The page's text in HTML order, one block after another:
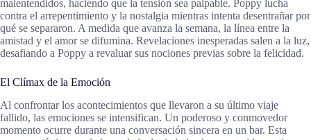
malentendidos, haciendo que la tensión sea palpable. Poppy lucha
contra el arrepentimiento y la nostalgia mientras intenta desentrañar por
qué se separaron. A medida que avanza la semana, la línea entre la
amistad y el amor se difumina. Revelaciones inesperadas salen a la luz,
desafiando a Poppy a revaluar sus nociones previas sobre la felicidad.
El Clímax de la Emoción
Al confrontar los acontecimientos que llevaron a su último viaje
fallido, las emociones se intensifican. Un poderoso y conmovedor
momento ocurre durante una conversación sincera en un bar. Esta